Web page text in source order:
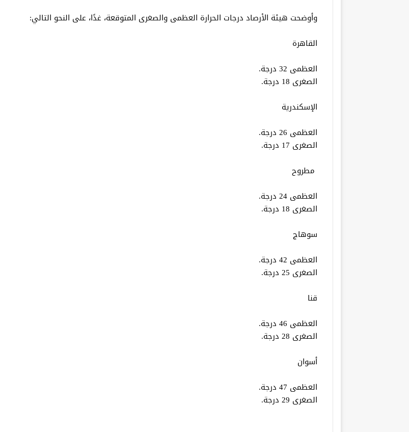
وأوضحت هيئة الأرصاد درجات الحرارة العظمى والصغرى المتوقعة، غدًا، على النحو التالي:
القاهرة
العظمى 32 درجة.
الصغرى 18 درجة.
الإسكندرية
العظمى 26 درجة.
الصغرى 17 درجة.
مطروح
العظمى 24 درجة.
الصغرى 18 درجة.
سوهاج
العظمى 42 درجة.
الصغرى 25 درجة.
قنا
العظمى 46 درجة.
الصغرى 28 درجة.
أسوان
العظمى 47 درجة.
الصغرى 29 درجة.